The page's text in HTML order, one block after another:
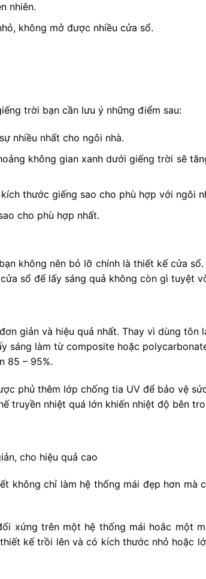
nhiên.
không mở được nhiều cửa sổ.
trời bạn cần lưu ý những điểm sau:
nhiều nhất cho ngôi nhà.
không gian xanh dưới giếng trời sẽ
thước giếng sao cho phù hợp với ngôi
cho phù hợp nhất.
không nên bỏ lỡ chính là thiết kế cửa
sổ để lấy sáng quả không còn gì tuyệt
giản và hiệu quả nhất. Thay vì dùng tôn
sáng làm từ composite hoặc
85 – 95%.
phủ thêm lớp chống tia UV để bảo vệ
truyền nhiệt quá lớn khiến nhiệt độ bên
không chỉ làm hệ thống mái đẹp hơn mà
xứng trên một hệ thống mái hoắc một
kế trồi lên và có kích thước nhỏ hoặc